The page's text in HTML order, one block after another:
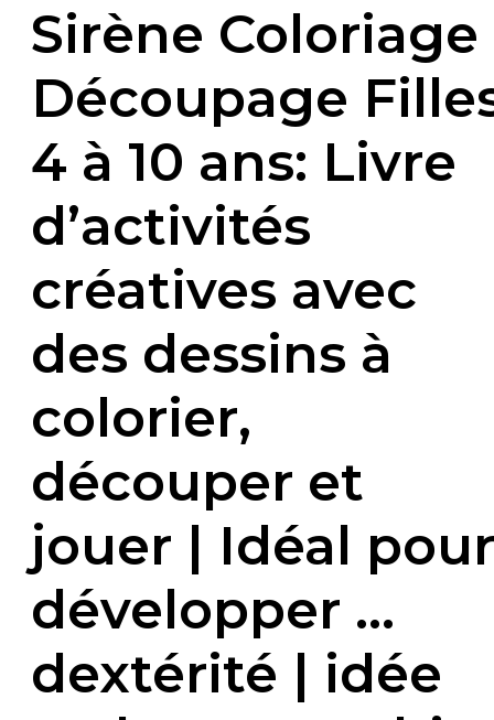
Sirène Coloriage
Découpage
4 à 10 ans: Livre
d’activités
créatives avec
des dessins à
colorier,
découper et
jouer | Idéal pour
développer …
dextérité | idée